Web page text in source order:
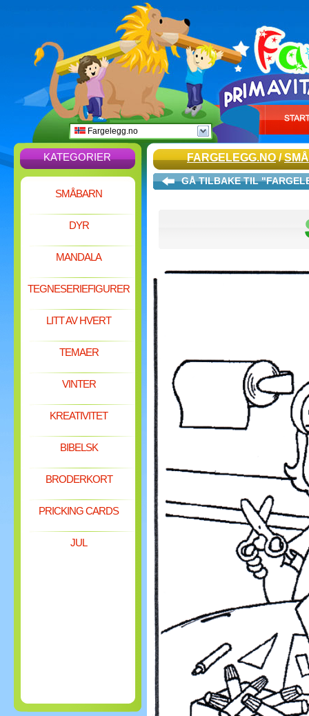
Fargelegg.no
KATEGORIER
SMÅBARN
DYR
MANDALA
TEGNESERIEFIGURER
LITT AV HVERT
TEMAER
VINTER
KREATIVITET
BIBELSK
BRODERKORT
PRICKING CARDS
JUL
FARGELEGG.NO/
GÅ TILBAKE TIL